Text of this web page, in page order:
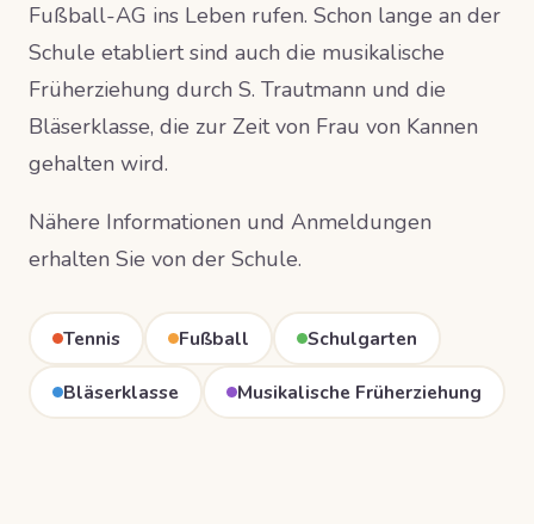
Fußball-AG ins Leben rufen. Schon lange an der
Schule etabliert sind auch die musikalische
Früherziehung durch S. Trautmann und die
Bläserklasse, die zur Zeit von Frau von Kannen
gehalten wird.
Nähere Informationen und Anmeldungen
erhalten Sie von der Schule.
Tennis Fußball Schulgarten
Bläserklasse Musikalische Früherziehung